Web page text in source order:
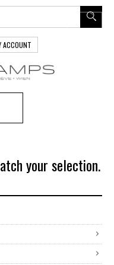
ACCOUNT
your selection.